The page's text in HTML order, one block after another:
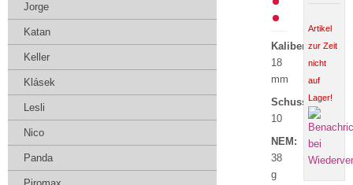
Artikel
zur Zeit
nicht
auf
Lager!
Kaliber:
18
mm
Schuss:
10
NEM:
38
g
Jorge
Katan
Keller
Klásek
Lesli
Nico
Panda